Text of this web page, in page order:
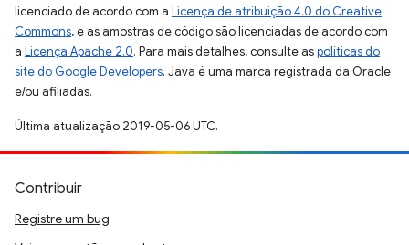
licenciado de acordo com a Licença de atribuição 4.0 do Creative
Commons, e as amostras de código são licenciadas de acordo com
a Licença Apache 2.0. Para mais detalhes, consulte aspolíticas do
site do Google Developers. Java é uma marca registrada da Oracle
e/ou afiliadas.
Última atualização 2019-05-06 UTC.
Contribuir
Registre um bug